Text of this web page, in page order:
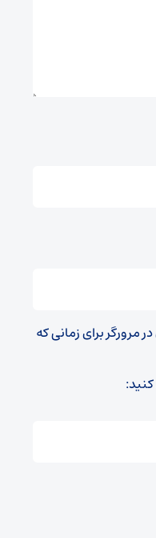
مرورگر برای زمانی که